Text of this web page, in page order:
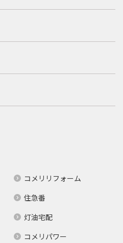
コメリリフォーム
住急番
灯油宅配
コメリパワー